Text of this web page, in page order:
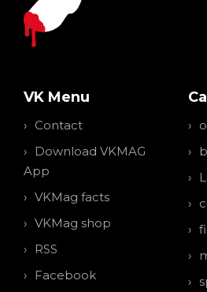
VK Menu
Contact
Download VKMAG
App
VKMag facts
VKMag shop
RSS
Facebook